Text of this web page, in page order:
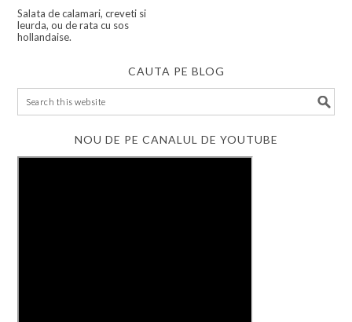
Salata de calamari, creveti si
leurda, ou de rata cu sos
hollandaise.
CAUTA PE BLOG
NOU DE PE CANALUL DE YOUTUBE